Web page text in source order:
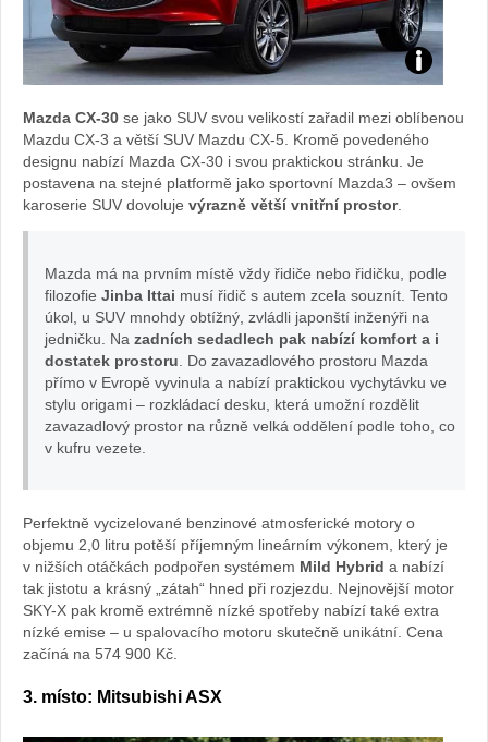
Zdroj:
fotobanka
automobilky
Mazda CX-30 se jako SUV svou velikostí zařadil mezi oblíbenou
Mazdu CX-3 a větší SUV Mazdu CX-5. Kromě povedeného
designu nabízí Mazda CX-30 i svou praktickou stránku. Je
postavena na stejné platformě jako sportovní Mazda3 – ovšem
karoserie SUV dovoluje výrazně větší vnitřní prostor.
Mazda má na prvním místě vždy řidiče nebo řidičku, podle
filozofie Jinba Ittai musí řidič s autem zcela souznít. Tento
úkol, u SUV mnohdy obtížný, zvládli japonští inženýři na
jedničku. Na zadních sedadlech pak nabízí komfort a i
dostatek prostoru . Do zavazadlového prostoru Mazda
přímo v Evropě vyvinula a nabízí praktickou vychytávku ve
stylu origami – rozkládací desku, která umožní rozdělit
zavazadlový prostor na různě velká oddělení podle toho, co
v kufru vezete.
Perfektně vycizelované benzinové atmosferické motory o
objemu 2,0 litru potěší příjemným lineárním výkonem, který je
v nižších otáčkách podpořen systémem Mild Hybrid a nabízí
tak jistotu a krásný „zátah“ hned při rozjezdu. Nejnovější motor
SKY-X pak kromě extrémně nízké spotřeby nabízí také extra
nízké emise – u spalovacího motoru skutečně unikátní. Cena
začíná na 574 900 Kč.
3. místo: Mitsubishi ASX